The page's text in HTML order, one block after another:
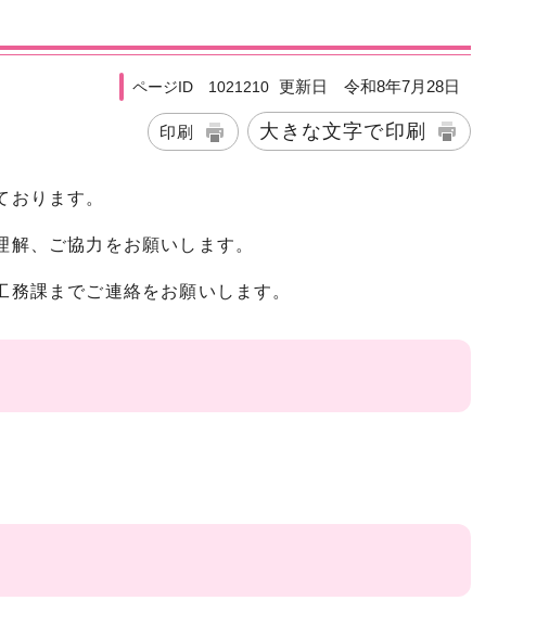
ページID 1021210 更新日 令和8年7月28日
印刷 大きな文字で印刷
ります。
、ご協力をお願いします。
課までご連絡をお願いします。